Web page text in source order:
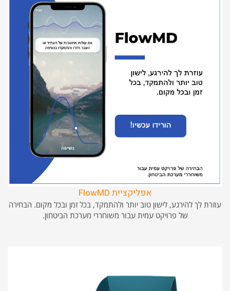
אפליקציית FlowMD
עוזרת לך להירגע, לישון טוב יותר ולהתמקד, בכל זמן ובכל מקום. הבחירה
של פרויקט עמית עבור משוחררי מערכת הביטחון.